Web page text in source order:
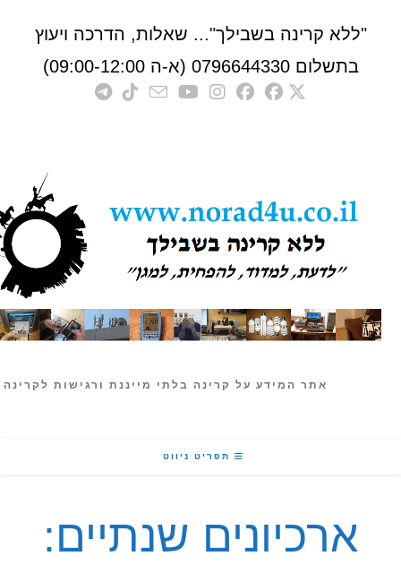
קרינה בשבילך"... שאלות, הדרכה ויעוץ
0796644330 (א-ה 09:00-12:00)
אתר המידע על קרינה בלתי מייננת ורגישות לקרינה
תפריט ניווט
שנתיים: